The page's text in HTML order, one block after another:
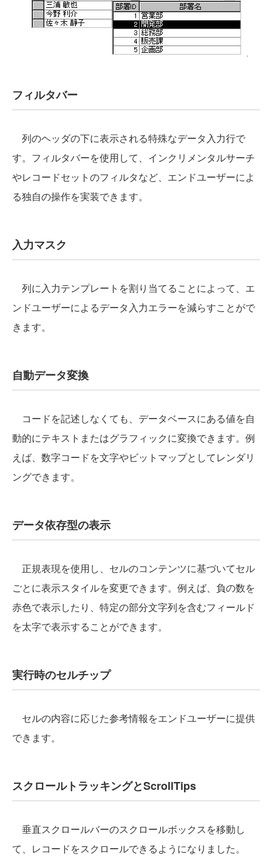
フィルタバー
列のヘッダの下に表示される特殊なデータ入力行で
す。フィルタバーを使用して、インクリメンタルサーチ
やレコードセットのフィルタなど、エンドユーザーによ
る独自の操作を実装できます。
入力マスク
列に入力テンプレートを割り当てることによって、エ
ンドユーザーによるデータ入力エラーを減らすことがで
きます。
自動データ変換
コードを記述しなくても、データベースにある値を自
動的にテキストまたはグラフィックに変換できます。例
えば、数字コードを文字やビットマップとしてレンダリ
ングできます。
データ依存型の表示
正規表現を使用し、セルのコンテンツに基づいてセル
ごとに表示スタイルを変更できます。例えば、負の数を
赤色で表示したり、特定の部分文字列を含むフィールド
を太字で表示することができます。
実行時のセルチップ
セルの内容に応じた参考情報をエンドユーザーに提供
できます。
スクロールトラッキングとScrollTips
垂直スクロールバーのスクロールボックスを移動し
て、レコードをスクロールできるようになりました。